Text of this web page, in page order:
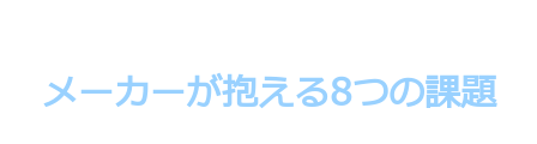
メーカーが抱える8つの課題